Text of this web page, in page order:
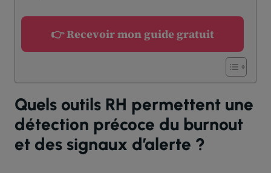
👉 Recevoir mon guide gratuit
Quels outils RH permettent une
détection précoce du burnout
et des signaux d’alerte ?